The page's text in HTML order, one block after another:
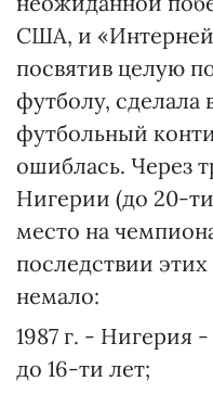
США, и
посвятив целую
футболу,
футбольный
ошиблась. Через
Нигерии (до 20-ти
место на
последствии
немало:
1987 г. - Нигерия
до 16-ти лет;